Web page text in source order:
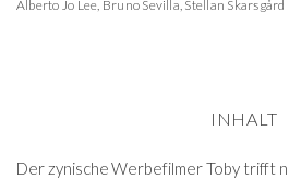
Alberto Jo Lee, Bruno Sevilla, Stellan Skarsgård
INHALT
Der zynische Werbefilmer Toby trifft